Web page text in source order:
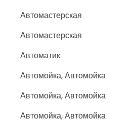
Автомастерская
Автомастерская
Автоматик
Автомойка, Автомойка
Автомойка, Автомойка
Автомойка, Автомойка